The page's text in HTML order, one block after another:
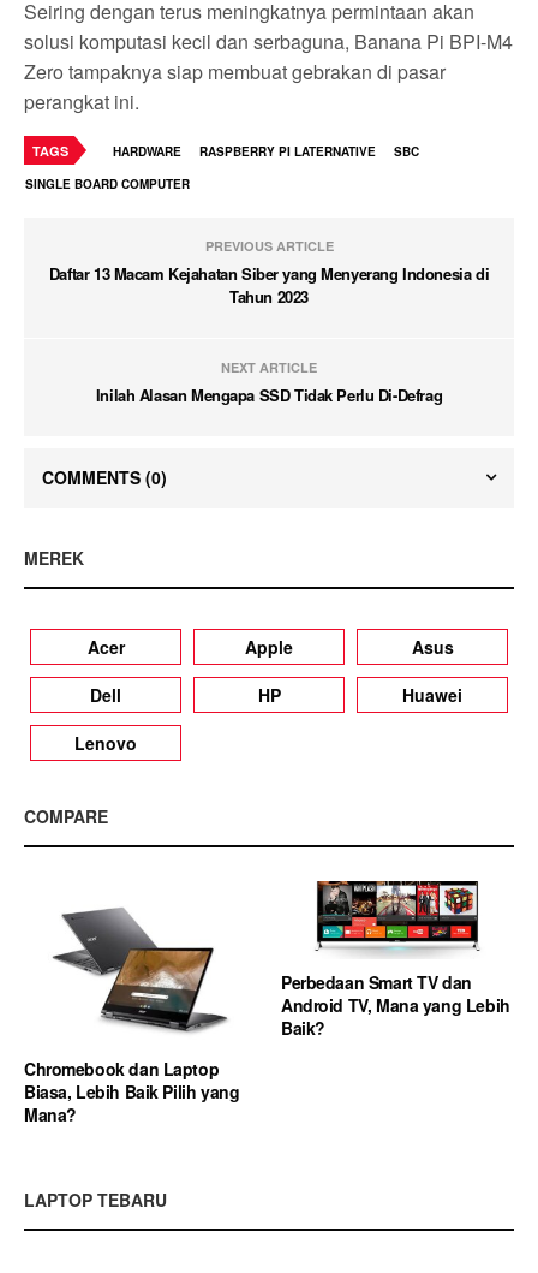
Seiring dengan terus meningkatnya permintaan akan
solusi komputasi kecil dan serbaguna, Banana Pi BPI-M4
Zero tampaknya siap membuat gebrakan di pasar
perangkat ini.
TAGS HARDWARE RASPBERRY PI LATERNATIVE
SBC
SINGLE BOARD COMPUTER
PREVIOUS ARTICLE
Daftar 13 Macam Kejahatan Siber yang Menyerang Indonesia di
Tahun 2023
NEXT ARTICLE
Inilah Alasan Mengapa SSD Tidak Perlu Di-Defrag
COMMENTS (0)
MEREK
Acer Apple
Asus
Dell
HP
Huawei
Lenovo
COMPARE
Chromebook dan Laptop
Biasa, Lebih Baik Pilih yang
Mana?
Perbedaan Smart TV dan
Android TV, Mana yang Lebih
Baik?
LAPTOP TEBARU